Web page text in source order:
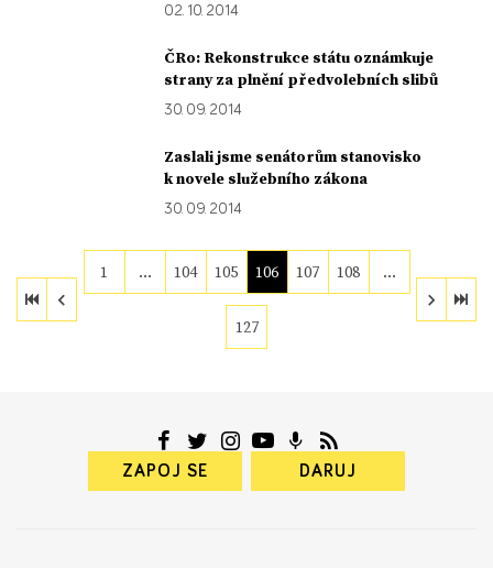
02. 10. 2014
ČRo: Rekonstrukce státu oznámkuje
strany za plnění předvolebních slibů
30. 09. 2014
Zaslali jsme senátorům stanovisko
k novele služebního zákona
30. 09. 2014
1 … 104 105 106 107 108 …
127
ZAPOJ SE DARUJ